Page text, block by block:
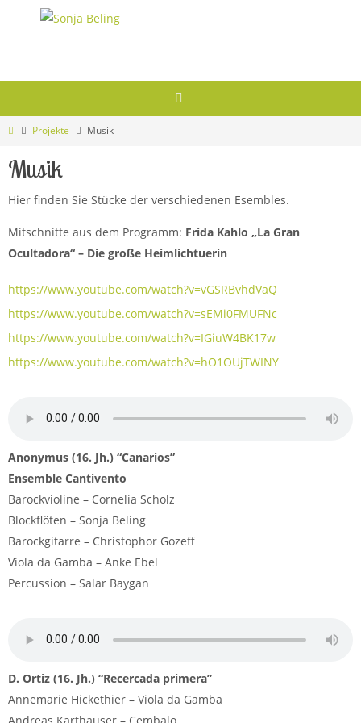
StartProjekte Musik
Musik
Hier finden Sie Stücke der verschiedenen Esembles.
Mitschnitte aus dem Programm: Frida Kahlo „La Gran
Ocultadora“ – Die große Heimlichtuerin
https://www.youtube.com/watch?v=vGSRBvhdVaQ
https://www.youtube.com/watch?v=sEMi0FMUFNc
https://www.youtube.com/watch?v=IGiuW4BK17w
https://www.youtube.com/watch?v=hO1OUjTWINY
Anonymus (16. Jh.) “Canarios”
Ensemble Cantivento
Barockvioline – Cornelia Scholz
Blockflöten – Sonja Beling
Barockgitarre – Christophor Gozeff
Viola da Gamba – Anke Ebel
Percussion – Salar Baygan
D. Ortiz (16. Jh.) “Recercada primera”
Annemarie Hickethier – Viola da Gamba